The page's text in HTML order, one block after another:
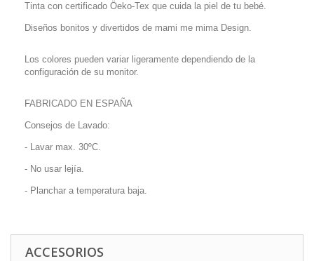
Tinta con certificado Öeko-Tex que cuida la piel de tu bebé.
Diseños bonitos y divertidos de mami me mima Design.
Los colores pueden variar ligeramente dependiendo de la
configuración de su monitor.
FABRICADO EN ESPAÑA
Consejos de Lavado:
- Lavar max. 30ºC.
- No usar lejía.
- Planchar a temperatura baja.
ACCESORIOS